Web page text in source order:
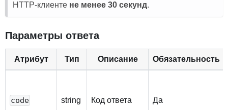
HTTP-клиенте не менее 30 секунд.
Параметры ответа
Атрибут Тип Описание Обязательность
code string Код ответа Да